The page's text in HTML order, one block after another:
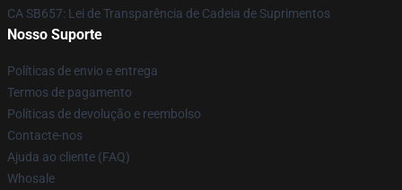
CA SB657: Lei de Transparência de Cadeia de Suprimentos
Nosso Suporte
Políticas de envio e entrega
Termos de pagamento
Políticas de devolução e reembolso
Contacte-nos
Ajuda ao cliente (FAQ)
Whosale